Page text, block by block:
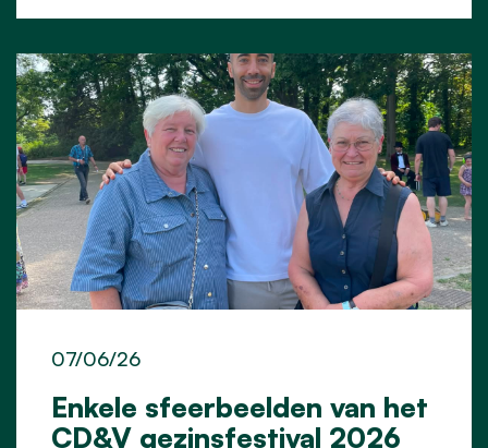
Enkele sfeerbeelden van het
CD&V gezinsfestival 2026
07/06/26